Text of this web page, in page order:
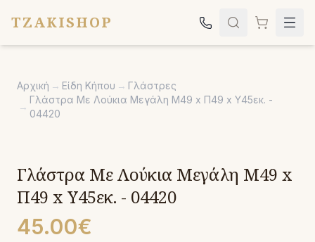
TZAKISHOP
Σόμπες
Ψησταριές
Εκκλησιαστικά
Σχετικά
Επικοινωνία
Αρχική → Είδη Κήπου → Γλάστρες
→
Γλάστρα Με Λούκια Μεγάλη Μ49 x Π49 x Υ45εκ. -
04420
Γλάστρα Με Λούκια Μεγάλη Μ49 x
Π49 x Υ45εκ. - 04420
45.00€